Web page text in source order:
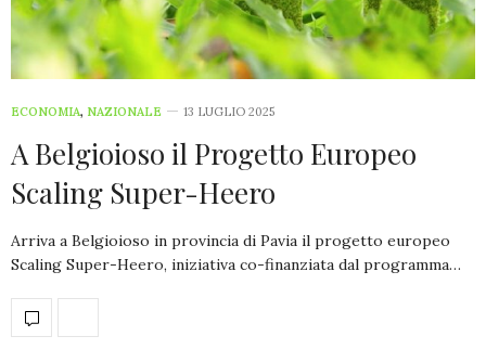
ECONOMIA, NAZIONALE 13 LUGLIO 2025
A Belgioioso il Progetto Europeo
Scaling Super-Heero
Arriva a Belgioioso in provincia di Pavia il progetto europeo
Scaling Super-Heero, iniziativa co-finanziata dal programma…